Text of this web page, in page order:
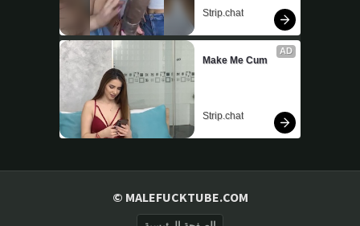
Strip.chat
AD
Make Me Cum
Strip.chat
© MALEFUCKTUBE.COM